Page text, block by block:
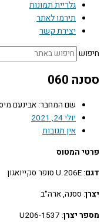
גלריית תמונות
תירמו לאתר
יצירת קשר
060
שם המחבר: אבינעם מיסניקוב
יולי 24, 2021
אין תגובות
המטוס
: ססנה, ארה"ב
יצרן: U206-1537